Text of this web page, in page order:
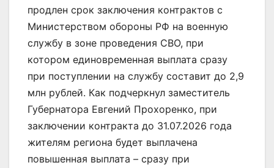
продлен срок заключения контрактов с
Министерством обороны РФ на военную
службу в зоне проведения СВО, при
котором единовременная выплата сразу
при поступлении на службу составит до 2,9
млн рублей. Как подчеркнул заместитель
Губернатора Евгений Прохоренко, при
заключении контракта до 31.07.2026 года
жителям региона будет выплачена
повышенная выплата – сразу при